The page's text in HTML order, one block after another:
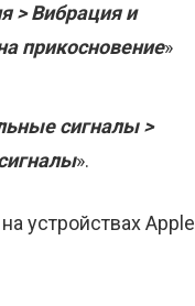
> Вибрация и
прикосновение»
сигналы >
».
устройствах Apple